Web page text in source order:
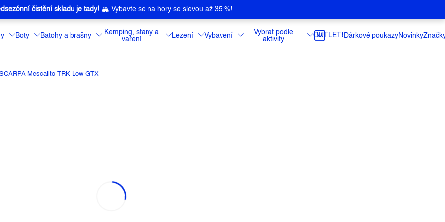
čistění skladu je tady! 🏔️ Vybavte se na hory se slevou až 35 %!
Boty Batohy a brašny
Kemping, stany a
vaření
Lezení Vybavení
Vybrat podle
aktivity
OUTLET❗️ Dárkové poukazyNovinky
Mescalito TRK Low GTX